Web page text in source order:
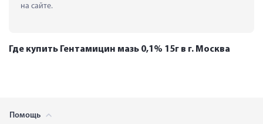
на сайте.
Где купить Гентамицин мазь 0,1% 15г в г. Москва
Помощь